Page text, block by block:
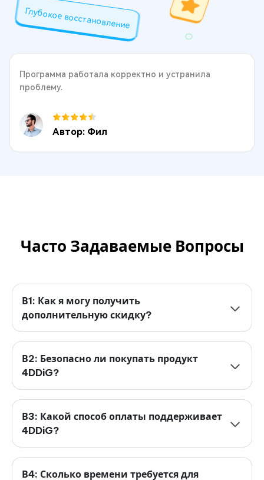
Глубокое восстановление
Программа работала корректно и устранила
проблему.
Автор: Фил
Часто Задаваемые Вопросы
В1: Как я могу получить
дополнительную скидку?
В2: Безопасно ли покупать продукт
4DDiG?
В3: Какой способ оплаты поддерживает
4DDiG?
В4: Сколько времени требуется для